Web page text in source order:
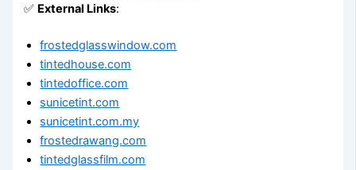
✅ External Links:
frostedglasswindow.com
tintedhouse.com
tintedoffice.com
sunicetint.com
sunicetint.com.my
frostedrawang.com
tintedglassfilm.com